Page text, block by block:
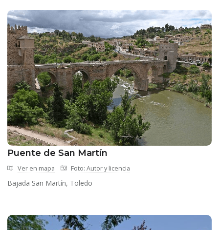
Puente de San Martín
Ver en mapa Foto: Autor y licencia
Bajada San Martín, Toledo